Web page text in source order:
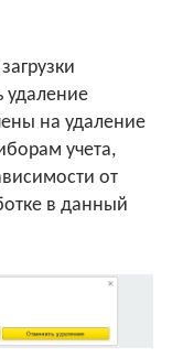
удаление
на удаление
учета,
от
в данный